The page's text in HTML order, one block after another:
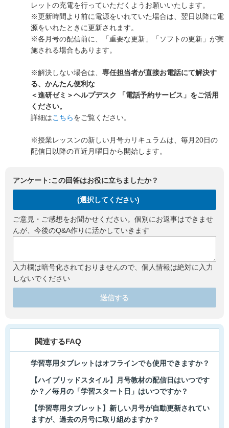
レットの充電を行っていただくようお願いいたします。
※更新時間より前に電源をいれていた場合は、翌日以降に電
源をいれたときに更新されます。
※各月号の配信前に、「重要な更新」「ソフトの更新」が実
施される場合もあります。
※解決しない場合は、 専任担当者が直接お電話にて解決す
る、 かんたん便利な
＜進研ゼミ＞ヘルプデスク 「電話予約サービス」 をご活用
ください。
詳細はこちらをご覧ください。
※授業レッスンの新しい月号カリキュラムは、毎月20日の
配信日以降の直近月曜日から開始します。
アンケート:この回答はお役に立ちましたか？
(選択してください)
ご意見・ご感想をお聞かせください。個別にお返事はできませ
んが、今後のQ&A作りに活かしていきます
入力欄は暗号化されておりませんので、個人情報は絶対に入力
しないでください
送信する
関連するFAQ
学習専用タブレットはオフラインでも使用できますか？
【ハイブリッドスタイル】月号教材の配信日はいつです
か？／毎月の「学習スタート日」はいつですか？
【学習専用タブレット】新しい月号が自動更新されてい
ますが、過去の月号に取り組めますか？